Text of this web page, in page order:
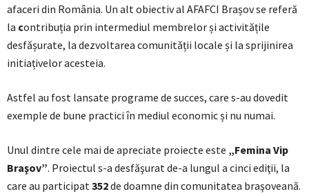
afaceri din România. Un alt obiectiv al AFAFCI Brașov se referă
la contribuția prin intermediul membrelor și activitățile
desfășurate, la dezvoltarea comunității locale și la sprijinirea
initiațivelor acesteia.
Astfel au fost lansate programe de succes, care s-au dovedit
exemple de bune practici în mediul economic și nu numai.
Unul dintre cele mai de apreciate proiecte este „Femina Vip
Braşov”. Proiectul s-a desfăşurat de-a lungul a cinci ediţii, la
care au participat352de doamne din comunitatea braşoveană.